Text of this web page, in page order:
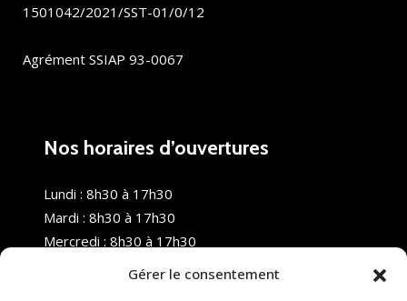
Gérer le consentement
1501042/2021/SST-01/0/12
Agrément SSIAP 93-0067
Nos horaires d’ouvertures
Lundi : 8h30 à 17h30
Mardi : 8h30 à 17h30
Mercredi : 8h30 à 17h30